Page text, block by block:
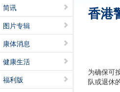
简讯
图片专辑
康体消息
健康生活
福利版
香港
为确保可
队或退休